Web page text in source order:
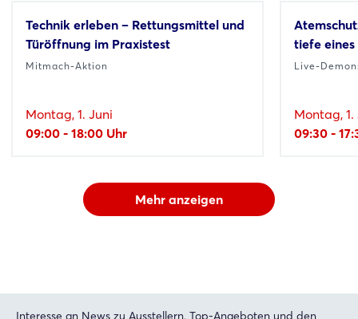
Technik erleben – Rettungsmittel und
Türöffnung im Praxistest
Mitmach-Aktion
Montag, 1. Juni
09:00 - 18:00 Uhr
tiefe
Live-
Montag, 1.
09:30 -
Mehr anzeigen
Interesse an News zu Ausstellern, Top-Angeboten und den